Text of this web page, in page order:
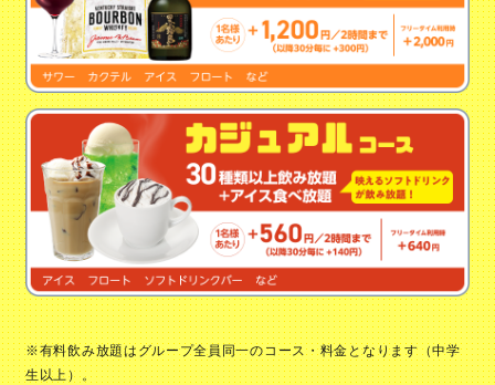
※有料飲み放題はグループ全員同一のコース・料金となります（中学
生以上）。